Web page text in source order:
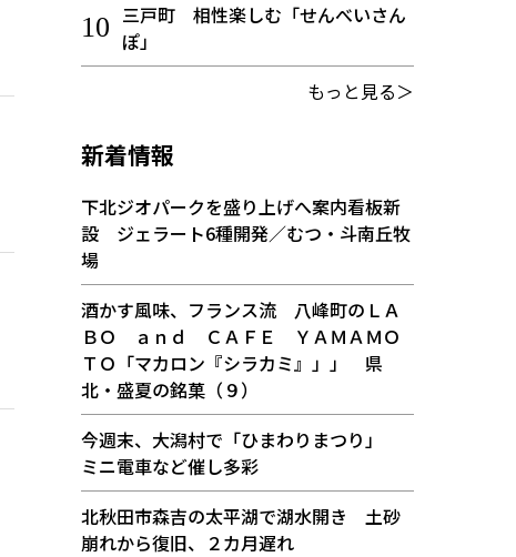
三戸町 相性楽しむ「せんべいさん
ぽ」
もっと見る＞
新着情報
下北ジオパークを盛り上げへ案内看板新
設 ジェラート6種開発／むつ・斗南丘牧
場
酒かす風味、フランス流 八峰町のＬＡ
ＢＯ ａｎｄ ＣＡＦＥ ＹＡＭＡＭＯ
ＴＯ「マカロン『シラカミ』」」 県
北・盛夏の銘菓（９）
今週末、大潟村で「ひまわりまつり」
ミニ電車など催し多彩
北秋田市森吉の太平湖で湖水開き 土砂
崩れから復旧、２カ月遅れ